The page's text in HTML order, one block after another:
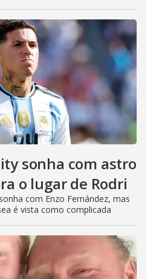
sonha com astro
o lugar de Rodri
com Enzo Fernández, mas
é vista como complicada